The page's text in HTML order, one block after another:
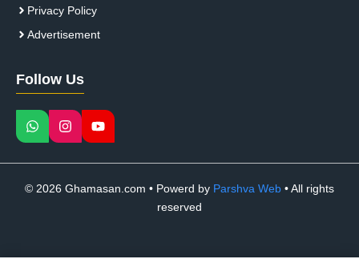
Privacy Policy
Advertisement
Follow Us
© 2026 Ghamasan.com • Powerd by Parshva Web • All rights
reserved